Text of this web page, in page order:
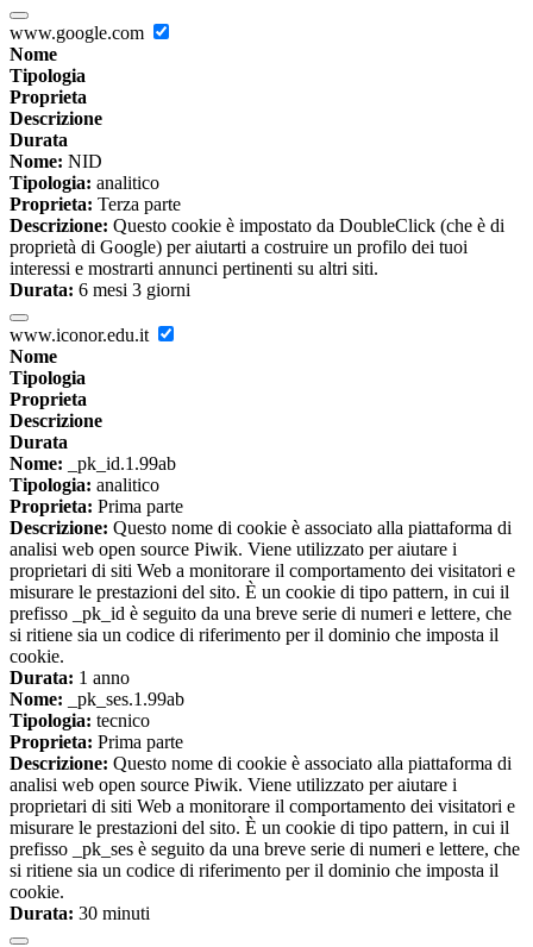
www.google.com
Nome
Tipologia
Proprieta
Descrizione
Durata
Nome: NID
Tipologia: analitico
Proprieta: Terza parte
Descrizione: Questo cookie è impostato da DoubleClick (che è di
proprietà di Google) per aiutarti a costruire un profilo dei tuoi
interessi e mostrarti annunci pertinenti su altri siti.
Durata: 6 mesi 3 giorni
www.iconor.edu.it
Nome
Tipologia
Proprieta
Descrizione
Durata
Nome: _pk_id.1.99ab
Tipologia: analitico
Proprieta: Prima parte
Descrizione: Questo nome di cookie è associato alla piattaforma di
analisi web open source Piwik. Viene utilizzato per aiutare i
proprietari di siti Web a monitorare il comportamento dei visitatori e
misurare le prestazioni del sito. È un cookie di tipo pattern, in cui il
prefisso _pk_id è seguito da una breve serie di numeri e lettere, che
si ritiene sia un codice di riferimento per il dominio che imposta il
cookie.
Durata: 1 anno
Nome: _pk_ses.1.99ab
Tipologia: tecnico
Proprieta: Prima parte
Descrizione: Questo nome di cookie è associato alla piattaforma di
analisi web open source Piwik. Viene utilizzato per aiutare i
proprietari di siti Web a monitorare il comportamento dei visitatori e
misurare le prestazioni del sito. È un cookie di tipo pattern, in cui il
prefisso _pk_ses è seguito da una breve serie di numeri e lettere, che
si ritiene sia un codice di riferimento per il dominio che imposta il
cookie.
Durata: 30 minuti